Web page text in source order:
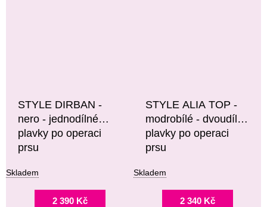
STYLE DIRBAN -
nero - jednodílné
plavky po operaci
prsu
Skladem
2 390 Kč
STYLE ALIA TOP -
modrobílé - dvoudílné
plavky po operaci
prsu
Skladem
2 340 Kč